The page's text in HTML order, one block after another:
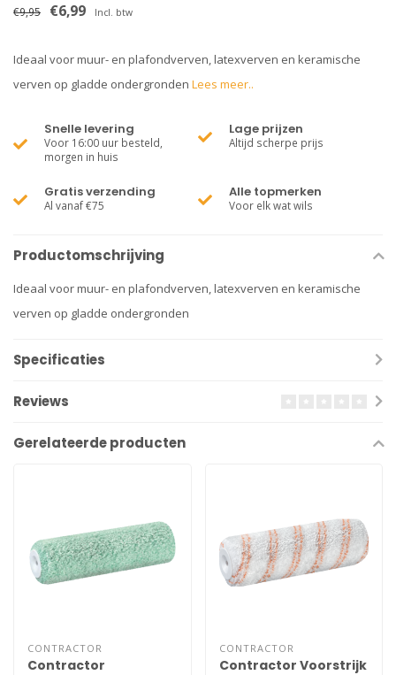
€9,95 €6,99 Incl. btw
Ideaal voor muur- en plafondverven, latexverven en keramische
verven op gladde ondergronden Lees meer..
Snelle levering
Voor 16:00 uur besteld,
morgen in huis
Lage prijzen
Altijd scherpe prijs
Gratis verzending
Al vanaf €75
Alle topmerken
Voor elk wat wils
Productomschrijving
Ideaal voor muur- en plafondverven, latexverven en keramische
verven op gladde ondergronden
Specificaties
Reviews
Gerelateerde producten
CONTRACTOR
Contractor
CONTRACTOR
Contractor Voorstrijk